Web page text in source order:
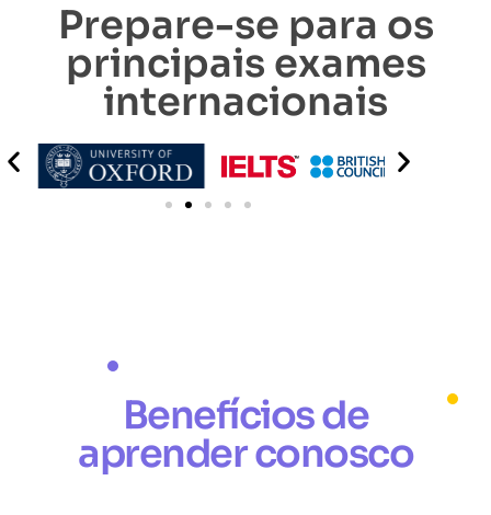
Prepare-se para os
principais exames
internacionais
Benefícios de
aprender conosco